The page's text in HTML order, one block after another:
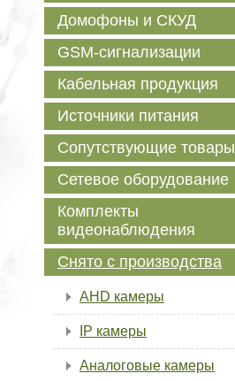
Домофоны и СКУД
GSM-сигнализации
Кабельная продукция
Источники питания
Сопутствующие товары
Сетевое оборудование
Комплекты
видеонаблюдения
Снято с производства
AHD камеры
IP камеры
Аналоговые камеры